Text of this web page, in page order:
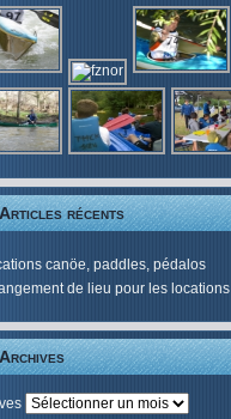
Articles récents
canöe, paddles, pédalos
de lieu pour les locations
Archives